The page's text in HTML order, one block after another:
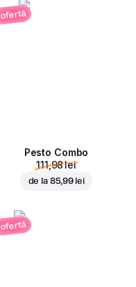
ofertă
Pesto Combo
111,98 lei
de la 85,99 lei
ofertă